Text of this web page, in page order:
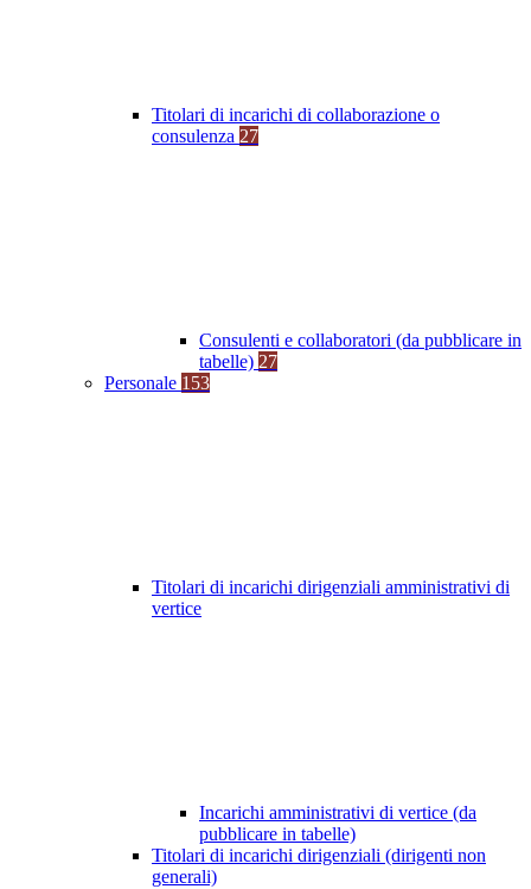
Titolari di incarichi di collaborazione o
consulenza 27
Consulenti e collaboratori (da pubblicare in
tabelle) 27
Personale 153
Titolari di incarichi dirigenziali amministrativi di
vertice
Incarichi amministrativi di vertice (da
pubblicare in tabelle)
Titolari di incarichi dirigenziali (dirigenti non
generali)